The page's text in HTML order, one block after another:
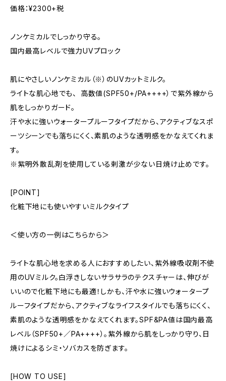
価格：¥2300+税
ノンケミカルでしっかり守る。
国内最高レベルで強力UVプロック
肌にやさしいノンケミカル（※）のUVカットミルク。
ライトな肌心地でも、 高数値(SPF50+/PA++++）で紫外線から
肌をしっかりガード。
汗や水に強いウォータープルーフタイプだから、アクティブなスポ
ーツシーンでも落ちにくく、素肌のような透明感をかなえてくれま
す。
※紫明外散乱剤を使用している剌激が少ない日焼け止めです。
[POINT]
化粧下地にも使いやすいミルクタイプ
＜使い方の一例はこちらから＞
ライトな肌心地を求める人におすすめしたい、紫外線吸収剤不使
用のUVミルク。白浮きしないサラサラのテクスチャーは、伸びが
いいので化粧下地にも最適！しかも、汗や水に強いウォータープ
ルーフタイプだから、アクティブなライフスタイルでも落ちにくく、
素肌のような透明感をかなえてくれます。SPF&PA値は国内最高
レベル（SPF50+／PA++++）。紫外線から肌をしっかり守り、日
焼けによるシミ・ソバカスを防ぎます。
[HOW TO USE]